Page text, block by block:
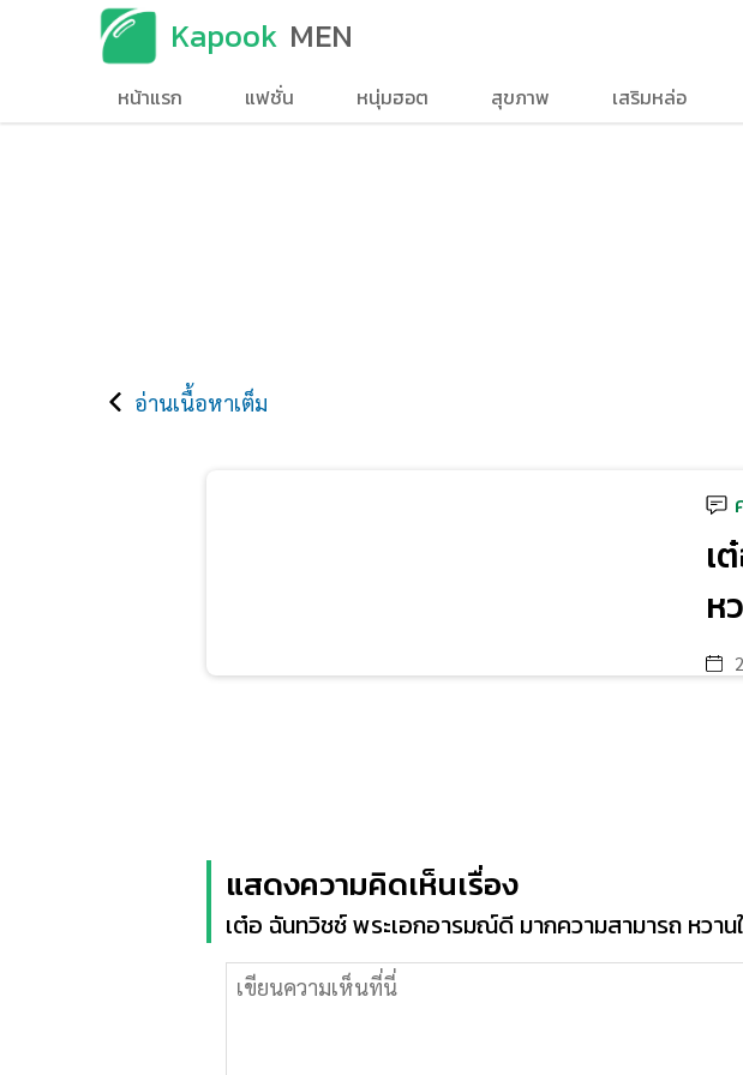
Kapook MEN
หน้าแรก แฟชั่น หนุ่มฮอต สุขภาพ เสริมหล่อ
อ่านเนื้อหาเต็ม
เ
ห
แสดงความคิดเห็นเรื่อง
เต๋อ ฉันทวิชช์ พระเอกอารมณ์ดี มากความสามารถ หวาน